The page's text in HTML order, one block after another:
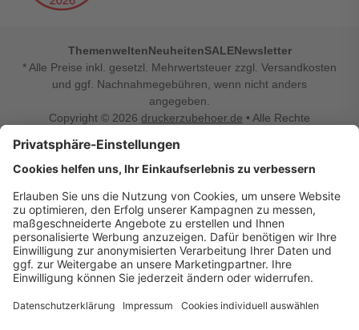
ThemenweltenNeuheitenSALENewsletter
* Alle Preise inkl. gesetzl. Mehrwertsteuer zzgl. Versandkosten
und ggf. Nachnahmegebühren, wenn nicht anders
angegeben.
Copyright © 2026 druckerzubehoer.de • Alle Rechte
Vertrag widerrufen
Druckerzubehoer.de – preiswerte Qualität für Ihr Office
Sie sind auf der Suche nach dem passenden Druckerzubehör
oder Zubehör für das Büro, den Computer oder Ihr
Smartphone? Dann sind Sie bei Druckerzubehoer.de genau
richtig! Unser breites Sortiment bietet unter anderem Tinte
und Toner für alle gängigen Druckermodelle – großer sowie
kleiner Hersteller. Zugleich sind wir Ihr Online Fachhandel für
einrichten, die Werkstatt ausstatten oder den Alltag mit